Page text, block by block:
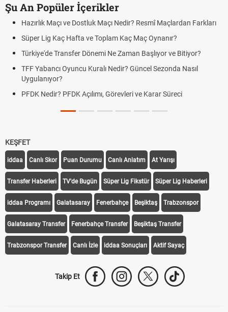
Şu An Popüler İçerikler
Hazırlık Maçı ve Dostluk Maçı Nedir? Resmî Maçlardan Farkları
Süper Lig Kaç Hafta ve Toplam Kaç Maç Oynanır?
Türkiye'de Transfer Dönemi Ne Zaman Başlıyor ve Bitiyor?
TFF Yabancı Oyuncu Kuralı Nedir? Güncel Sezonda Nasıl
Uygulanıyor?
PFDK Nedir? PFDK Açılımı, Görevleri ve Karar Süreci
KEŞFET
iddaa Canlı Skor Puan Durumu Canlı Anlatım At Yarışı
Transfer Haberleri TV'de Bugün Süper Lig Fikstür Süper Lig Haberleri
iddaa Programı Galatasaray Fenerbahçe Beşiktaş Trabzonspor
Galatasaray Transfer Fenerbahçe Transfer Beşiktaş Transfer
Trabzonspor Transfer Canlı İzle iddaa Sonuçları Aktif Sayaç
Takip Et